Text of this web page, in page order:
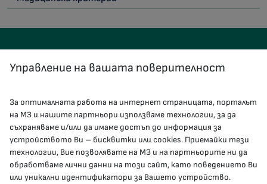
КОНТАКТИ
гр.София, 1000, пл. „Света Неделя“ №5
delovodstvo@mh.government.bg
Управление на вашата поверителност
За оптималната работа на интернет страницата, порталът
на МЗ и нашите партньори използваме технологии, за да
съхраняваме и/или да имаме достъп до информация за
устройството Ви – бисквитки или cookies. Приемайки тези
технологии, Вие позволявате на МЗ и на партньорите ни да
обработваме лични данни на този сайт, като поведението Ви
или уникални идентификатори за Вашето устройство.